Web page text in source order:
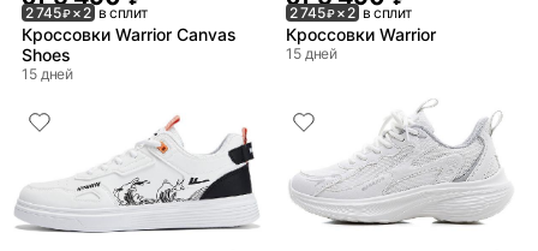
2 745₽× 2 в сплит
Кроссовки Warrior Canvas
Shoes
15 дней
2 745₽× 2 в сплит
Кроссовки Warrior
15 дней